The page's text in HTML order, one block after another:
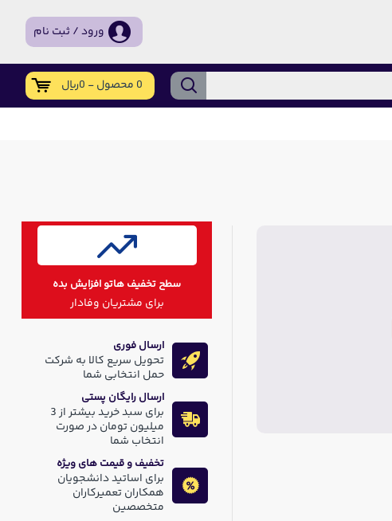
ورود / ثبت نام
0 محصول - 0ریال
سطح تخفیف هاتو افزایش بده
برای مشتریان وفادار
ارسال فوری
تحویل سریع کالا به شرکت
حمل انتخابی شما
ارسال رایگان پستی
برای سبد خرید بیشتر از 3
میلیون تومان در صورت
انتخاب شما
تخفیف و قیمت های ویژه
برای اساتید دانشجویان
همکاران تعمیرکاران
متخصصین